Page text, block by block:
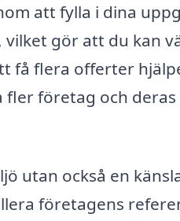
att fylla i dina
gör att du kan
få flera offerter
företag och
utan också en
företagens